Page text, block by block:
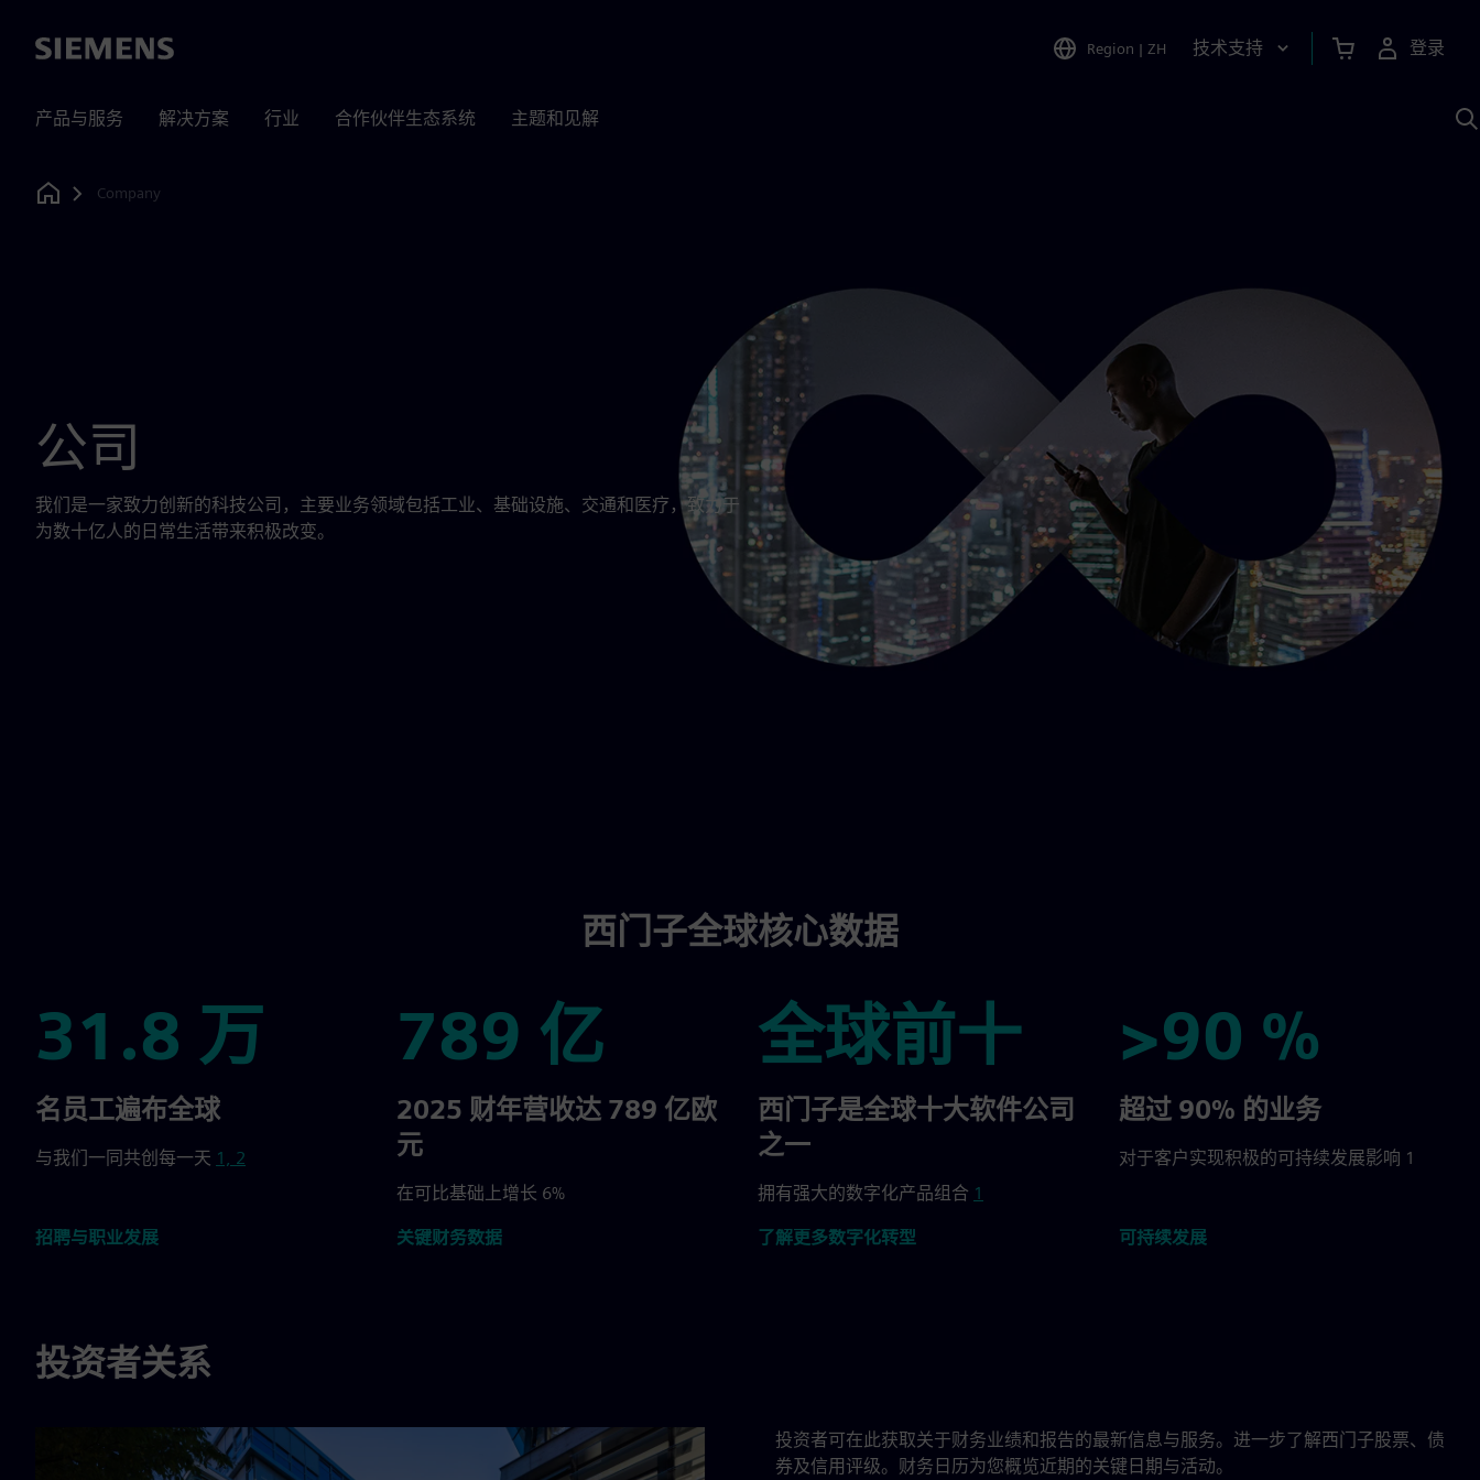
Siemens Region | ZH 技术支持 登录
产品与服务 解决方案 行业 合作伙伴生态系统 主题和见解
Home
Company
公司
我们是一家致力创新的科技公司，主要业务领域包括工业、基础设施、交通和医疗，致力于
为数十亿人的日常生活带来积极改变。
西门子全球核心数据
31.8 万
31.8 万
名员工遍布全球
与我们一同共创每一天 1, 2
招聘与职业发展
789 亿
789 亿
2025 财年营收达 789 亿欧
元
在可比基础上增长 6%
关键财务数据
全球前十
全球前十
西门子是全球十大软件公司
之一
拥有强大的数字化产品组合 1
了解更多数字化转型
>90 %
>90 %
超过 90% 的业务
对于客户实现积极的可持续发展影响 1
可持续发展
投资者关系
投资者可在此获取关于财务业绩和报告的最新信息与服务。进一步了解西门子股票、债
券及信用评级。财务日历为您概览近期的关键日期与活动。